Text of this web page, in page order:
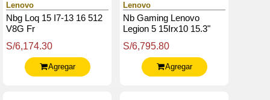
Lenovo
Nbg Loq 15 I7-13 16 512
V8G Fr
S/6,174.30
Agregar
Lenovo
Nb Gaming Lenovo
Legion 5 15Irx10 15.3"
13650Hx Hasta 4.9Ghz,
16Gb Ddr5
S/6,795.80
Agregar